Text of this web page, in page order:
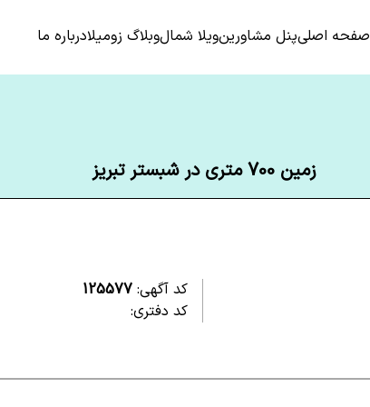
صفحه اصلیپنل مشاورینویلا شمالوبلاگ زومیلادرباره ما
زمین 700 متری در شبستر تبریز
کد آگهی: 125577
کد دفتری: